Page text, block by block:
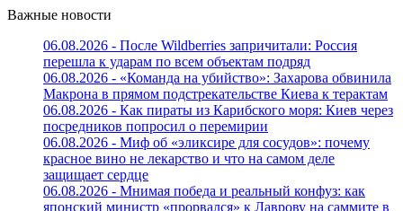
Важные новости
06.08.2026 - После Wildberries запричитали: Россия
перешла к ударам по всем объектам подряд
06.08.2026 - «Команда на убийство»: Захарова обвинила
Макрона в прямом подстрекательстве Киева к терактам
06.08.2026 - Как пираты из Карибского моря: Киев через
посредников попросил о перемирии
06.08.2026 - Миф об «эликсире для сосудов»: почему
красное вино не лекарство и что на самом деле
защищает сердце
06.08.2026 - Мнимая победа и реальный конфуз: как
японский министр «прорвался» к Лаврову на саммите в